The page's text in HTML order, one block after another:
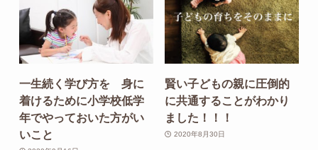
一生続く学び方を 身に
着けるために小学校低学
年でやっておいた方がい
いこと
賢い子どもの親に圧倒的
に共通することがわかり
ました！！！
2020年8月30日